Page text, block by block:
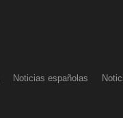
Noticias españolas